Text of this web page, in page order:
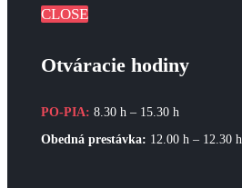
CLOSE
Otváracie hodiny
PO-PIA:8.30 h – 15.30 h
Obedná prestávka: 12.00 h – 12.30 h